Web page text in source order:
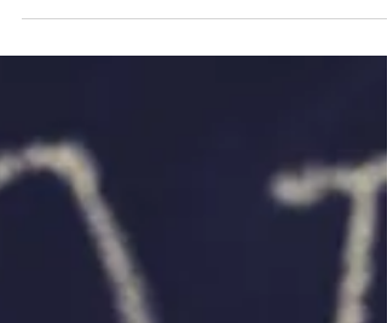
Acqua potabile: un diritto per
tutto il mondo non ha accesso all'acqua e ai servizi
igienici.